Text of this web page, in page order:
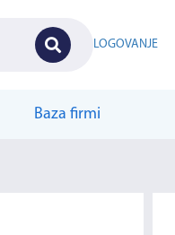
LOGOVANJE
Baza firmi